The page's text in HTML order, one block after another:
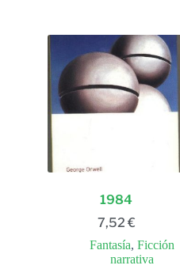
1984
7,52 €
Fantasía,Ficción
narrativa